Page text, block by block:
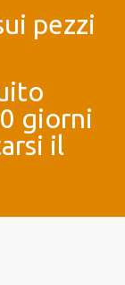
pezzi
giorni
il